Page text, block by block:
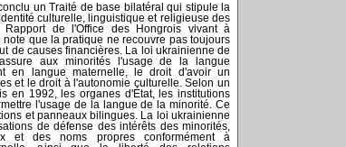
un Traité de base bilatéral qui stipule la
culturelle, linguistique et religieuse des
Rapport de l'Office des Hongrois vivant à
que la pratique ne recouvre pas toujours
de causes financières. La loi ukrainienne de
aux minorités l'usage de la langue
en langue maternelle, le droit d'avoir un
et le droit à l'autonomie culturelle. Selon un
en 1992, les organes d'État, les institutions
l'usage de la langue de la minorité. Ce
et panneaux bilingues. La loi ukrainienne
de défense des intérêts des minorités,
et des noms propres conformément à